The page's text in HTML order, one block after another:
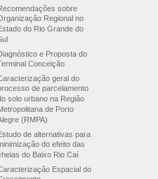
sobre
Regional no
do Rio Grande do
e Proposta do
Conceição
geral do
de parcelamento
solo urbano na Região
de Porto
(RMPA)
de alternativas para
do efeito das
do Baixo Rio Caí
Espacial do